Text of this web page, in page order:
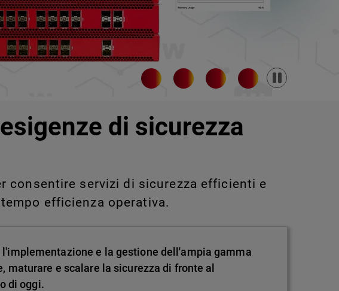
Pause
di sicurezza
consentire servizi di sicurezza efficienti e
efficienza operativa.
e la gestione dell'ampia gamma
e scalare la sicurezza di fronte al
di oggi.